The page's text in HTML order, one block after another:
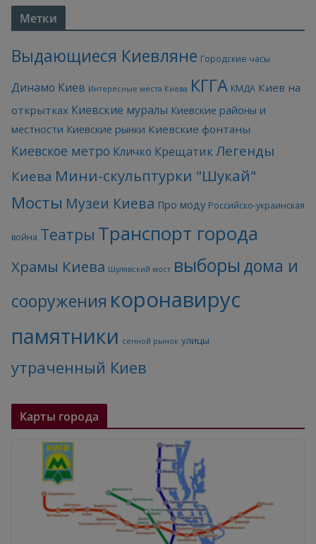
Метки
Выдающиеся Киевляне Городские часы
Динамо Киев Интересные места Киева КГГА КМДА Киев на
открытках Киевские муралы Киевские районы и
местности Киевские рынки Киевские фонтаны
Киевское метро Кличко КрещатикЛегенды
Киева Мини-скульптурки "Шукай"
Мосты Музеи Киева Про моду Российско-украинская
война Театры Транспорт города
Храмы Киева Шулявский мост выборы дома и
сооружения коронавирус
памятники сенной рынок улицы
утраченный Киев
Карты города